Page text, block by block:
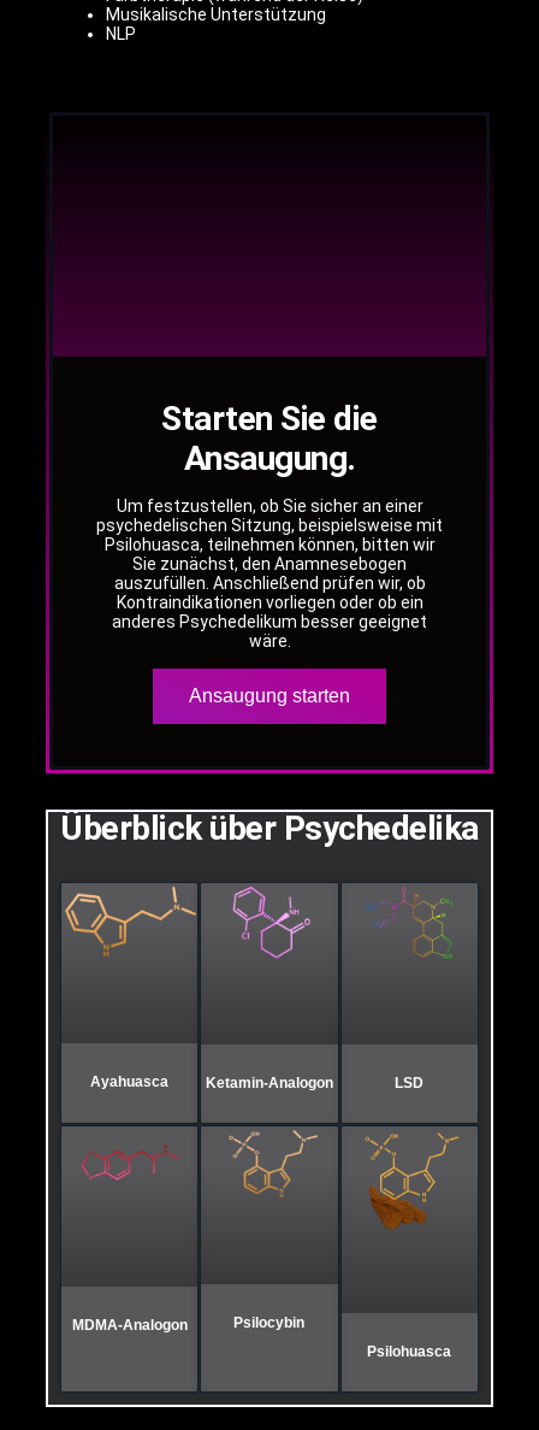
Musikalische Unterstützung
NLP
Starten Sie die
Ansaugung.
Um festzustellen, ob Sie sicher an einer
psychedelischen Sitzung, beispielsweise mit
Psilohuasca, teilnehmen können, bitten wir
Sie zunächst, den Anamnesebogen
auszufüllen. Anschließend prüfen wir, ob
Kontraindikationen vorliegen oder ob ein
anderes Psychedelikum besser geeignet
wäre.
Ansaugung starten
Überblick über Psychedelika
Ayahuasca Ketamin-Analogon LSD
MDMA-Analogon
Psilocybin
Psilohuasca